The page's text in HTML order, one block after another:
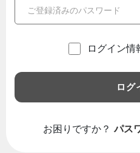
ログイン情
ログ
お困りですか？ パス